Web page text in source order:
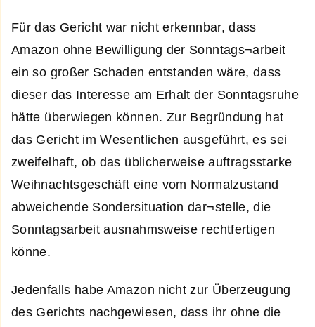
Für das Gericht war nicht erkennbar, dass
Amazon ohne Bewilligung der Sonntags¬arbeit
ein so großer Schaden entstanden wäre, dass
dieser das Interesse am Erhalt der Sonntagsruhe
hätte überwiegen können. Zur Begründung hat
das Gericht im Wesentlichen ausgeführt, es sei
zweifelhaft, ob das üblicherweise auftragsstarke
Weihnachtsgeschäft eine vom Normalzustand
abweichende Sondersituation dar¬stelle, die
Sonntagsarbeit ausnahmsweise rechtfertigen
könne.
Jedenfalls habe Amazon nicht zur Überzeugung
des Gerichts nachgewiesen, dass ihr ohne die